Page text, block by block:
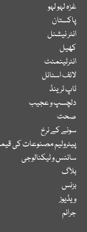
غزہ لہو لہو
پاکستان
انٹر نیشنل
کھیل
انٹرٹینمنٹ
لائف اسٹائل
ٹاپ ٹرینڈ
دلچسپ و عجیب
صحت
سونے کے نرخ
پیٹرولیم مصنوعات کی
سائنس و ٹیکنالوجی
بلاگ
بزنس
ویڈیوز
جرائم